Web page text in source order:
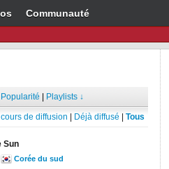
Communauté
Popularité Playlists ↓
cours de diffusion Déjà diffusé Tous
Sun
Corée du sud